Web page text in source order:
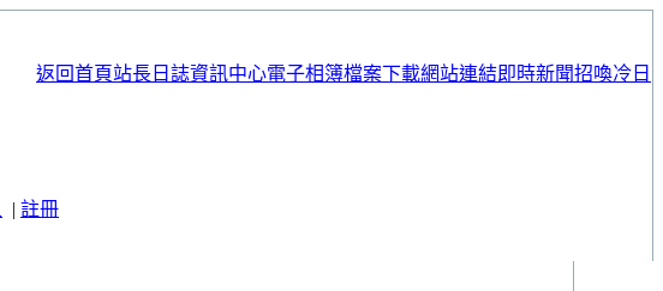
返回首頁站長日誌資訊中心電子相簿檔案下載網站連結即時新聞招喚冷日
| 註冊